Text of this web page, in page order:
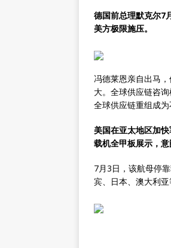
德国前总理默克尔7
美方极限施压。
冯德莱恩亲自出马
大。全球供应链咨
全球供应链重组成为
美国在亚太地区加
载机全甲板展示，意
7月3日，该航母停
宾、日本、澳大利亚